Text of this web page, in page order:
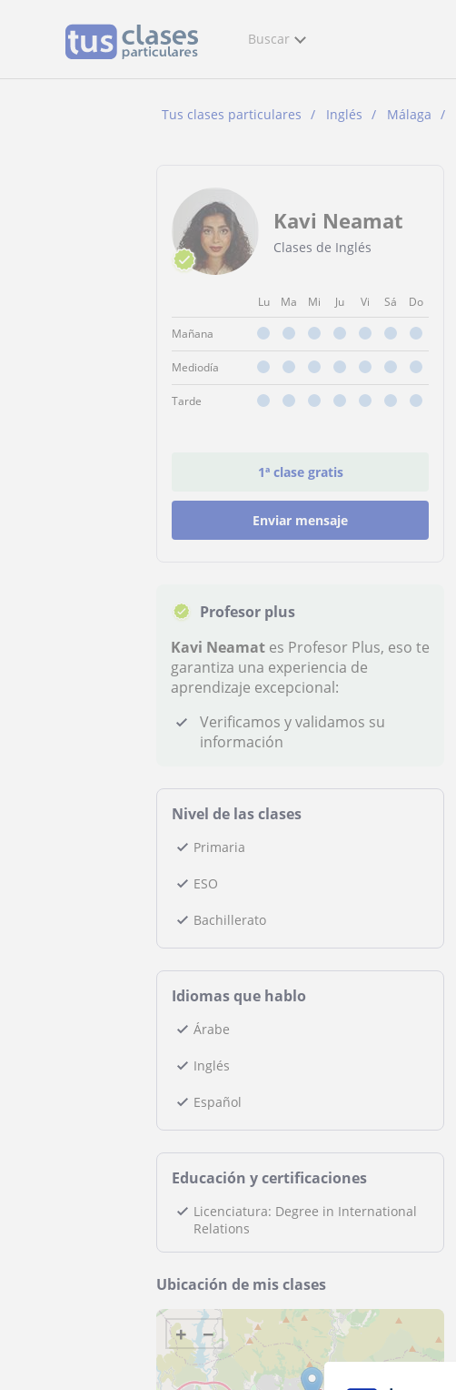
Buscar
Tus clases particulares Inglés Málaga
Kavi Neamat
Clases de Inglés
Lu Ma Mi Ju Vi Sá Do
Mañana
Mediodía
Tarde
1ª clase gratis
Enviar mensaje
Profesor plus
Kavi Neamat es Profesor Plus, eso te
garantiza una experiencia de
aprendizaje excepcional:
Verificamos y validamos su
información
Nivel de las clases
Primaria
ESO
Bachillerato
Idiomas que hablo
Árabe
Inglés
Español
Educación y certificaciones
Licenciatura: Degree in International
Relations
Ubicación de mis clases
+ −